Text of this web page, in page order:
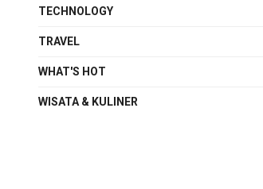
TECHNOLOGY
TRAVEL
WHAT'S HOT
WISATA & KULINER